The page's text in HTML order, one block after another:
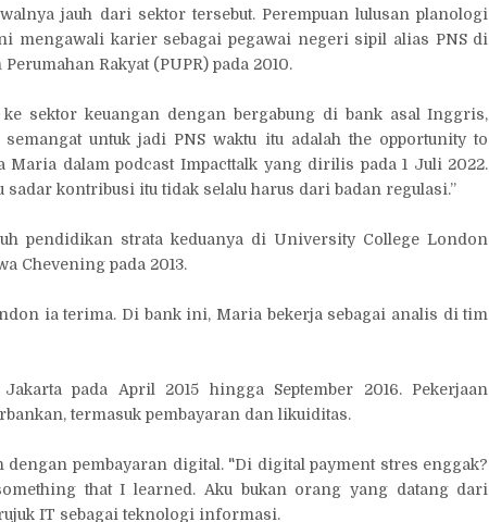
jauh dari sektor tersebut. Perempuan lulusan planologi
mengawali karier sebagai pegawai negeri sipil alias PNS di
Rakyat (PUPR) pada 2010.
sektor keuangan dengan bergabung di bank asal Inggris,
semangat untuk jadi PNS waktu itu adalah the opportunity to
Maria dalam podcast Impacttalk yang dirilis pada 1 Juli 2022.
sadar kontribusi itu tidak selalu harus dari badan regulasi.”
pendidikan strata keduanya di University College London
Chevening pada 2013.
ia terima. Di bank ini, Maria bekerja sebagai analis di tim
pada April 2015 hingga September 2016. Pekerjaan
termasuk pembayaran dan likuiditas.
pembayaran digital. "Di digital payment stres enggak?
that I learned. Aku bukan orang yang datang dari
IT sebagai teknologi informasi.